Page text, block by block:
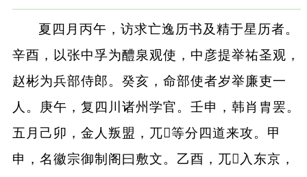
夏四月丙午，访求亡逸历书及精于星历者。
辛酉，以张中孚为醴泉观使，中彦提举祐圣观，
赵彬为兵部侍郎。癸亥，命部使者岁举廉吏一
人。庚午，复四川诸州学官。壬申，韩肖胄罢。
五月己卯，金人叛盟，兀等分四道来攻。甲
申，名徽宗御制阁曰敷文。乙酉，兀入东京，